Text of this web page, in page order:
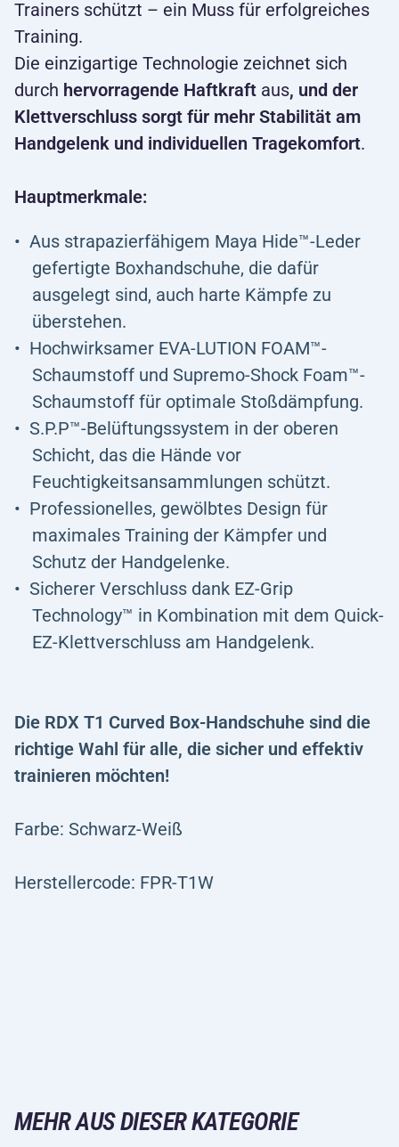
Trainers schützt – ein Muss für erfolgreiches
Training.
Die einzigartige Technologie zeichnet sich
durch hervorragende Haftkraft aus, und der
Klettverschluss sorgt für mehr Stabilität am
Handgelenk und individuellen Tragekomfort.
Hauptmerkmale:
Aus strapazierfähigem Maya Hide™-Leder
gefertigte Boxhandschuhe, die dafür
ausgelegt sind, auch harte Kämpfe zu
überstehen.
Hochwirksamer EVA-LUTION FOAM™-
Schaumstoff und Supremo-Shock Foam™-
Schaumstoff für optimale Stoßdämpfung.
S.P.P™-Belüftungssystem in der oberen
Schicht, das die Hände vor
Feuchtigkeitsansammlungen schützt.
Professionelles, gewölbtes Design für
maximales Training der Kämpfer und
Schutz der Handgelenke.
Sicherer Verschluss dank EZ-Grip
Technology™ in Kombination mit dem Quick-
EZ-Klettverschluss am Handgelenk.
Die RDX T1 Curved Box-Handschuhe sind die
richtige Wahl für alle, die sicher und effektiv
trainieren möchten!
Farbe: Schwarz-Weiß
Herstellercode: FPR-T1W
MEHR AUS DIESER KATEGORIE